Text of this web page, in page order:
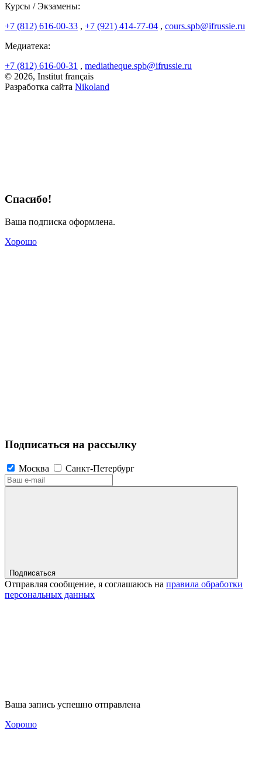
Курсы / Экзамены:
+7 (812) 616-00-33 , +7 (921) 414-77-04 , cours.spb@ifrussie.ru
Медиатека:
+7 (812) 616-00-31 , mediatheque.spb@ifrussie.ru
© 2026, Institut français
Разработка сайта Nikoland
Спасибо!
Ваша подписка оформлена.
Хорошо
Подписаться на рассылку
Москва Санкт-Петербург
Подписаться
Отправляя сообщение, я соглашаюсь на правила обработки
персональных данных
Ваша запись успешно отправлена
Хорошо